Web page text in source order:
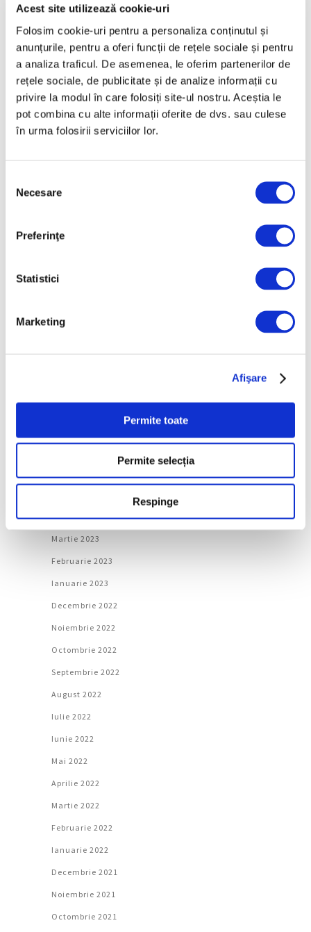
Acest site utilizează cookie-uri
Folosim cookie-uri pentru a personaliza conținutul și
anunțurile, pentru a oferi funcții de rețele sociale și pentru
a analiza traficul. De asemenea, le oferim partenerilor de
rețele sociale, de publicitate și de analize informații cu
privire la modul în care folosiți site-ul nostru. Aceștia le
pot combina cu alte informații oferite de dvs. sau culese
în urma folosirii serviciilor lor.
consimțământului
Necesare
Preferinţe
Statistici
Marketing
Afişare
Permite toate
Permite selecția
Respinge
Martie 2025
Februarie 2025
Ianuarie 2025
Decembrie 2024
Noiembrie 2024
Octombrie 2024
Septembrie 2024
Ianuarie 2024
Septembrie 2023
Aprilie 2023
Martie 2023
Februarie 2023
Ianuarie 2023
Decembrie 2022
Noiembrie 2022
Octombrie 2022
Septembrie 2022
August 2022
Iulie 2022
Iunie 2022
Mai 2022
Aprilie 2022
Martie 2022
Februarie 2022
Ianuarie 2022
Decembrie 2021
Noiembrie 2021
Octombrie 2021